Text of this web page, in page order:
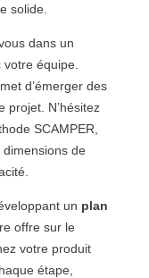
solide.
dans un
votre équipe.
d’émerger des
projet. N’hésitez
SCAMPER,
de
un plan
offre sur le
votre produit
étape,